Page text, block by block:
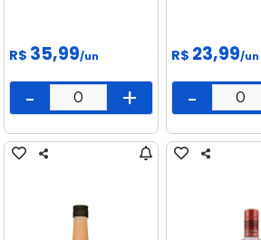
R$ 35,99/un
- +
R$ 23,99/un
-